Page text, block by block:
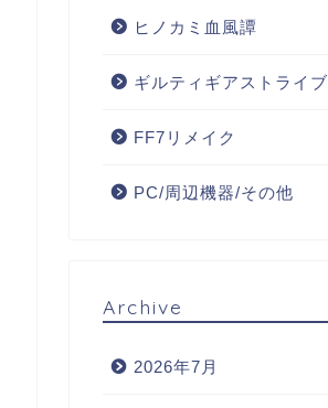
ヒノカミ血風譚
ギルティギアストライブ
FF7リメイク
PC/周辺機器/その他
Archive
2026年7月